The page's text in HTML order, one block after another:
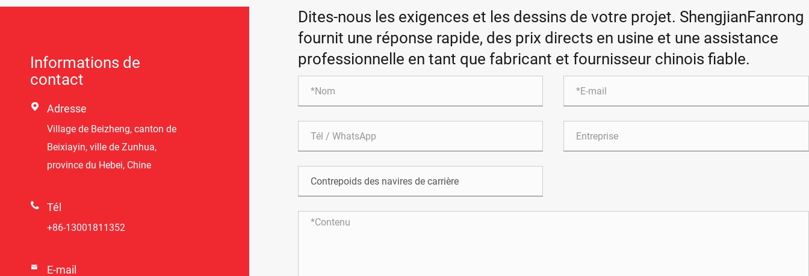
Informations de
contact
 Adresse
Village de Beizheng, canton de
Beixiayin, ville de Zunhua,
province du Hebei, Chine
 Tél
+86-13001811352
 E-mail
Dites-nous les exigences et les dessins de votre projet. ShengjianFanrong
fournit une réponse rapide, des prix directs en usine et une assistance
professionnelle en tant que fabricant et fournisseur chinois fiable.